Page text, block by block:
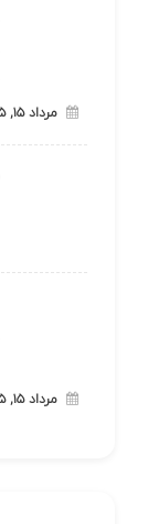
مرداد ۱۵, ۱۴۰۵
مرداد ۱۵, ۱۴۰۵